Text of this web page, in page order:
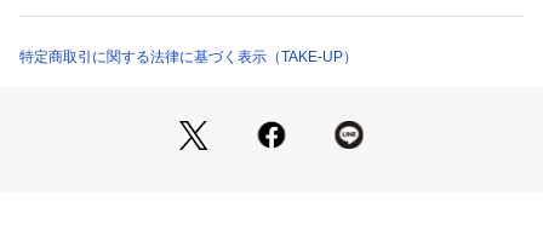
*テイクアップの商品は、日本の職人の手仕事により作られた
特定商取引に関する法律に基づく表示（TAKE-UP）